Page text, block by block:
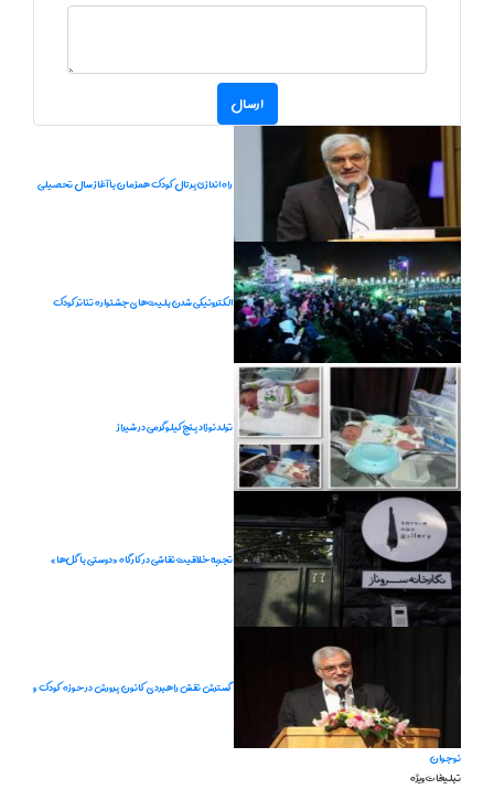
راه اندازی پرتال کودک همزمان با آغاز سال تحصیلی
الکترونیکی شدن بلیت‌های جشنواره تئاتر کودک
تولد نوزاد پنج کیلوگرمی در شیراز
تجربه خلاقیت نقاشی در کارگاه «دوستی با گل‌ها»
گسترش نقش راهبردی کانون پرورش در حوزه‌ کودک و
نوجوان
تبلیغات ویژه